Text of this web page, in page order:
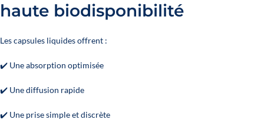
haute biodisponibilité
Les capsules liquides offrent :
✔️ Une absorption optimisée
✔️ Une diffusion rapide
✔️ Une prise simple et discrète